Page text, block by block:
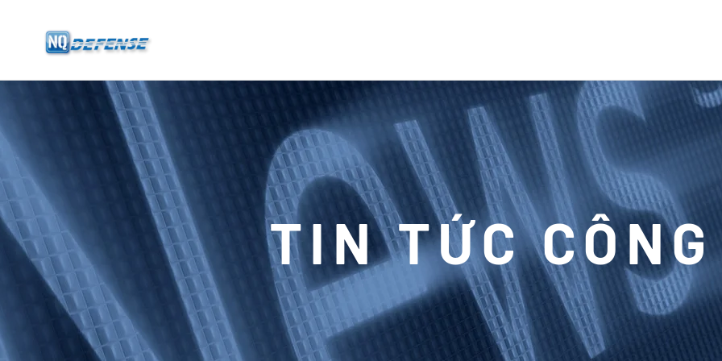
- Hệ Thống Anti-Drone
- - Hệ Thống Anti-Drone Cố Định
- - - ND-BU001 Hệ Thống Anti-Drone Tiêu Chuẩn
- - - ND-BU002 Hệ Thống Anti-Drone Cao Cấp
- - - ND-BU003 Hệ Thống Anti-Drone Thụ Động
- - - ND-BU004 Hệ Thống Anti-Drone An Ninh Cơ Sở
TIN TỨC